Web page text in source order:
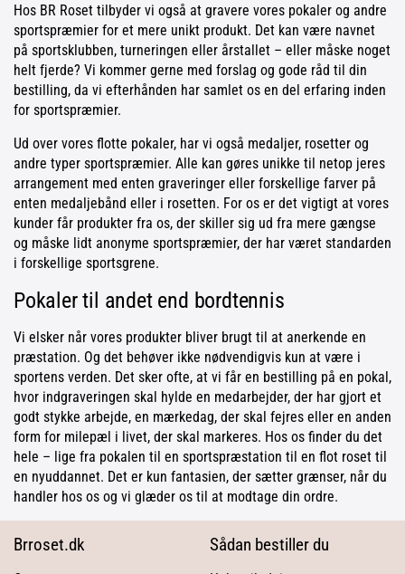
Hos BR Roset tilbyder vi også at gravere vores pokaler og andre
sportspræmier for et mere unikt produkt. Det kan være navnet
på sportsklubben, turneringen eller årstallet – eller måske noget
helt fjerde? Vi kommer gerne med forslag og gode råd til din
bestilling, da vi efterhånden har samlet os en del erfaring inden
for sportspræmier.
Ud over vores flotte pokaler, har vi også medaljer, rosetter og
andre typer sportspræmier. Alle kan gøres unikke til netop jeres
arrangement med enten graveringer eller forskellige farver på
enten medaljebånd eller i rosetten. For os er det vigtigt at vores
kunder får produkter fra os, der skiller sig ud fra mere gængse
og måske lidt anonyme sportspræmier, der har været standarden
i forskellige sportsgrene.
Pokaler til andet end bordtennis
Vi elsker når vores produkter bliver brugt til at anerkende en
præstation. Og det behøver ikke nødvendigvis kun at være i
sportens verden. Det sker ofte, at vi får en bestilling på en pokal,
hvor indgraveringen skal hylde en medarbejder, der har gjort et
godt stykke arbejde, en mærkedag, der skal fejres eller en anden
form for milepæl i livet, der skal markeres. Hos os finder du det
hele – lige fra pokalen til en sportspræstation til en flot roset til
en nyuddannet. Det er kun fantasien, der sætter grænser, når du
handler hos os og vi glæder os til at modtage din ordre.
Brroset.dk Sådan bestiller du